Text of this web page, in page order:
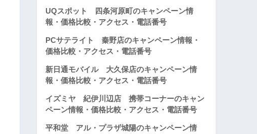
UQスポット 四条河原町のキャンペーン情
報・価格比較・アクセス・電話番号
PCサテライト 秦野店のキャンペーン情報・
価格比較・アクセス・電話番号
新日通モバイル 大久保店のキャンペーン情
報・価格比較・アクセス・電話番号
イズミヤ 紀伊川辺店 携帯コーナーのキャン
ペーン情報・価格比較・アクセス・電話番号
平和堂 アル・プラザ城陽のキャンペーン情